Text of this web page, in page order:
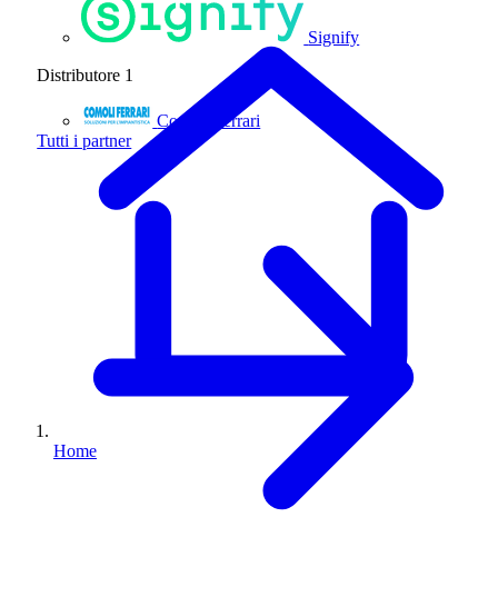
Signify
Distributore 1
Comoli Ferrari
Tutti i partner
Home